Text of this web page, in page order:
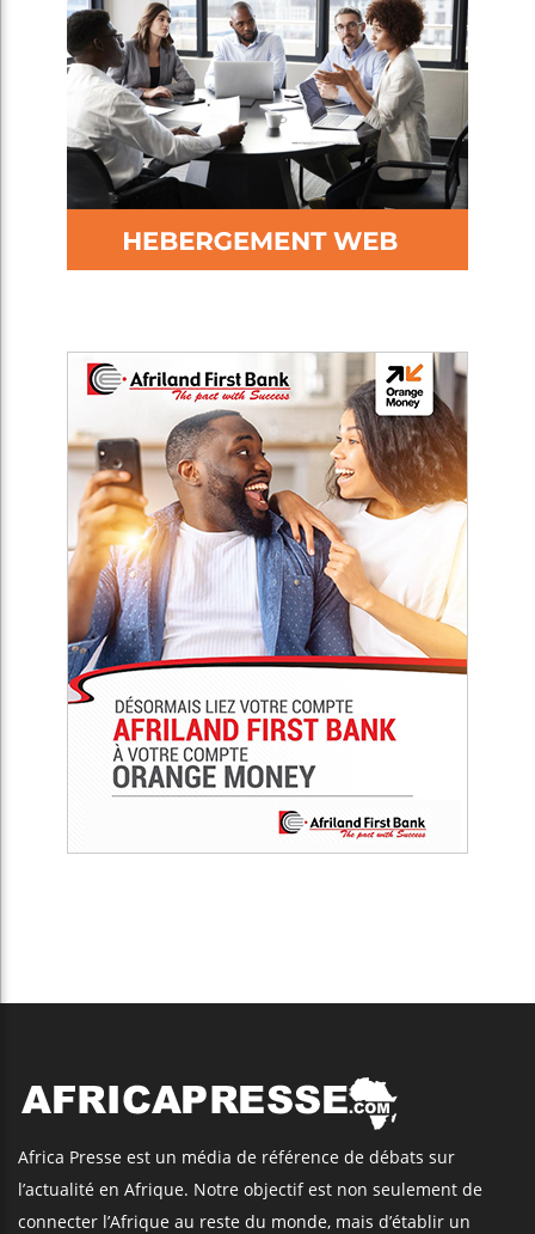
Africa Presse est un média de référence de débats sur
l’actualité en Afrique. Notre objectif est non seulement de
connecter l’Afrique au reste du monde, mais d’établir un